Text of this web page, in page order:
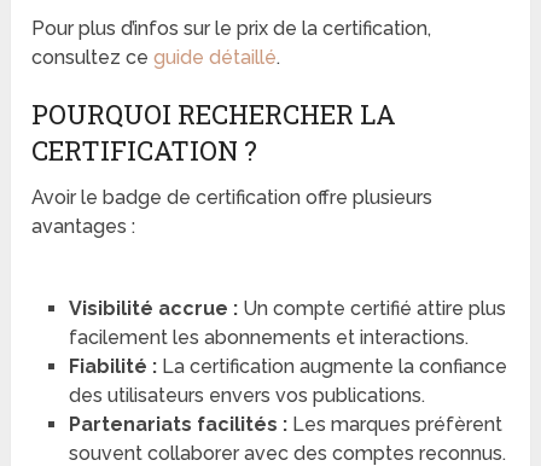
Pour plus d’infos sur le prix de la certification,
consultez ceguide détaillé.
POURQUOI RECHERCHER LA
CERTIFICATION ?
Avoir le badge de certification offre plusieurs
avantages :
Visibilité accrue :Un compte certifié attire plus
facilement les abonnements et interactions.
Fiabilité :La certification augmente la confiance
des utilisateurs envers vos publications.
Partenariats facilités :Les marques préfèrent
souvent collaborer avec des comptes reconnus.